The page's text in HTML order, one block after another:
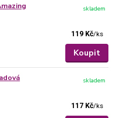
119 Kč/ks
skladem
Koupit
117 Kč/ks
skladem